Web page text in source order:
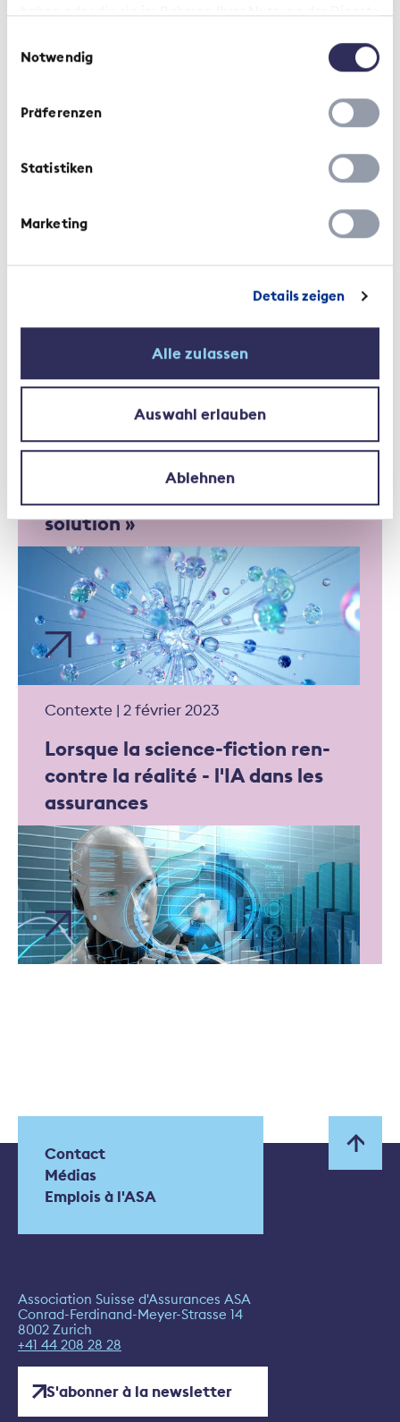
haben oder die sie im Rahmen Ihrer Nutzung der Dienste
Notwendig
Präferenzen
Statistiken
Marketing
Details zeigen
Alle zulassen
Auswahl erlauben
Ablehnen
recours à l’intelligence
« L'intelligence artificielle,
solution »
Contexte | 2 février 2023
Lorsque la science-fic­tion ren­
contre la réa­lité - l'IA dans les
assurances
Contact
Médias
Emplois à l'ASA
Association Suisse d'Assurances ASA
Conrad-Ferdinand-Meyer-Strasse 14
8002 Zurich
+41 44 208 28 28
S'abonner à la newsletter